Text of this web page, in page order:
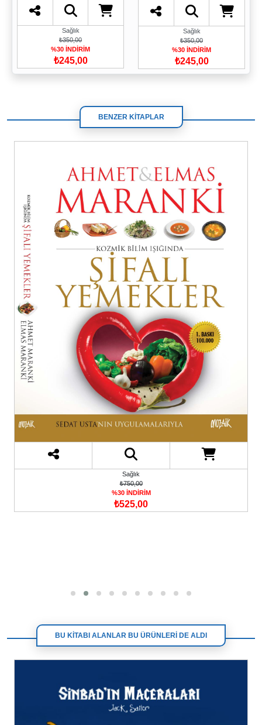
Sağlık
₺350,00
%30 İNDİRİM
₺245,00
Sağlık
₺350,00
%30 İNDİRİM
₺245,00
BENZER KİTAPLAR
Sağlık
₺750,00
%30 İNDİRİM
₺525,00
BU KİTABI ALANLAR BU ÜRÜNLERİ DE ALDI